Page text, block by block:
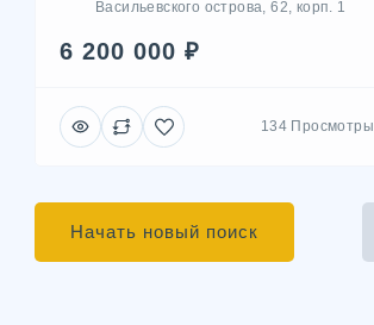
Васильевского острова, 62, корп. 1
6 200 000 ₽
134 Просмотры
Начать новый поиск